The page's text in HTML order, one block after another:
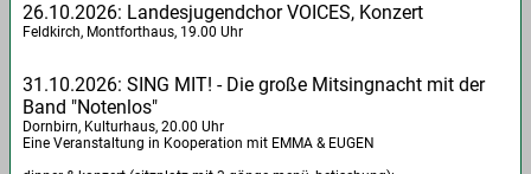
26.10.2026: Landesjugendchor VOICES, Konzert
Feldkirch, Montforthaus, 19.00 Uhr
31.10.2026: SING MIT! - Die große Mitsingnacht mit der
Band "Notenlos"
Dornbirn, Kulturhaus, 20.00 Uhr
Eine Veranstaltung in Kooperation mit EMMA & EUGEN